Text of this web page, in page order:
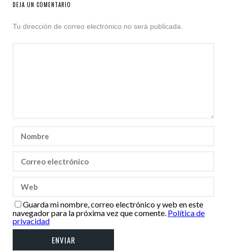
DEJA UN COMENTARIO
Tu dirección de correo electrónico no será publicada.
Guarda mi nombre, correo electrónico y web en este
navegador para la próxima vez que comente. Política de
privacidad